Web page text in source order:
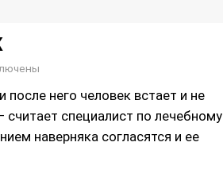
него человек встает и не
считает специалист по лечебному
наверняка согласятся и ее